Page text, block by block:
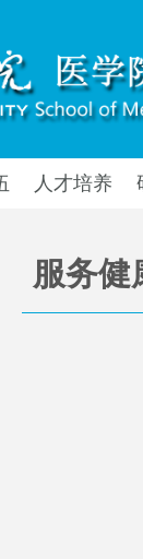
人才培养
服务健